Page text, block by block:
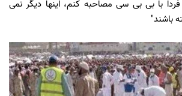
فردا با بی بی سی مصاحبه کنم، اینها دیگر نمی
باشند"